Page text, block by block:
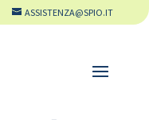
ASSISTENZA@SPIO.IT